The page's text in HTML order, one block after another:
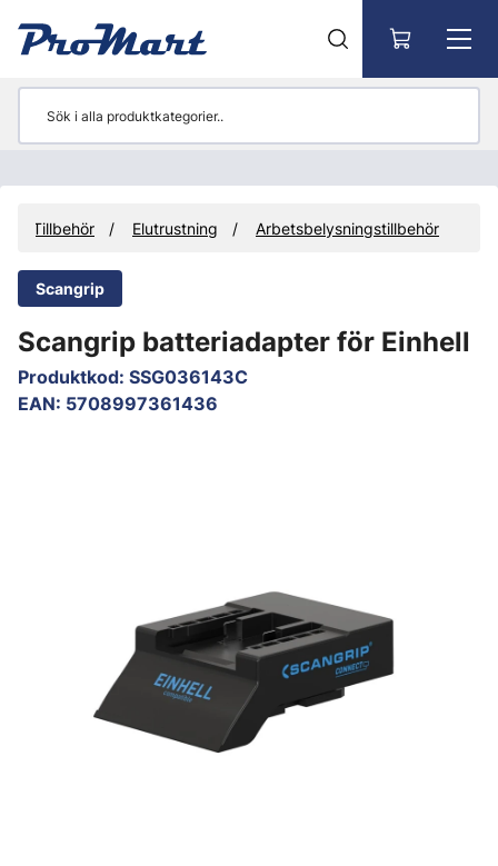
Tillbehör Elutrustning Arbetsbelysningstillbehör
Scangrip
Scangrip batteriadapter för Einhell
Produktkod: SSG036143C
EAN: 5708997361436